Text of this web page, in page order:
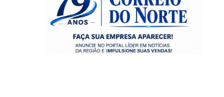
comunicar
clientes